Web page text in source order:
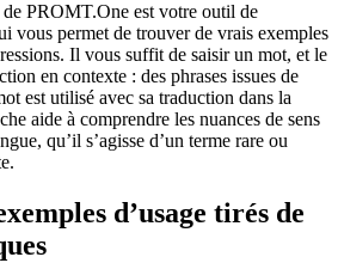
PROMT.One est votre outil de
vous permet de trouver de vrais exemples
Il vous suffit de saisir un mot, et le
en contexte : des phrases issues de
est utilisé avec sa traduction dans la
aide à comprendre les nuances de sens
qu’il s’agisse d’un terme rare ou
d’usage tirés de